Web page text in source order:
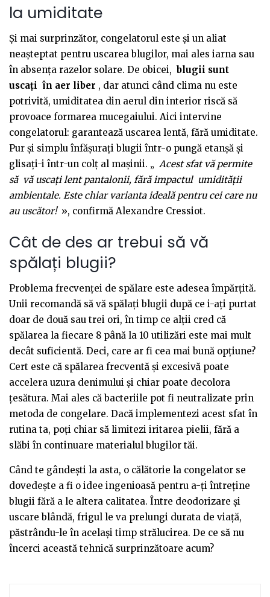
la umiditate
Și mai surprinzător, congelatorul este și un aliat
neașteptat pentru uscarea blugilor, mai ales iarna sau
în absența razelor solare. De obicei, blugii sunt
uscați în aer liber , dar atunci când clima nu este
potrivită, umiditatea din aerul din interior riscă să
provoace formarea mucegaiului. Aici intervine
congelatorul: garantează uscarea lentă, fără umiditate.
Pur și simplu înfășurați blugii într-o pungă etanșă și
glisați-i într-un colț al mașinii. „ Acest sfat vă permite
să vă uscați lent pantalonii, fără impactul umidității
ambientale. Este chiar varianta ideală pentru cei care nu
au uscător!», confirmă Alexandre Cressiot.
Cât de des ar trebui să vă
spălați blugii?
Problema frecvenței de spălare este adesea împărțită.
Unii recomandă să vă spălați blugii după ce i-ați purtat
doar de două sau trei ori, în timp ce alții cred că
spălarea la fiecare 8 până la 10 utilizări este mai mult
decât suficientă. Deci, care ar fi cea mai bună opțiune?
Cert este că spălarea frecventă și excesivă poate
accelera uzura denimului și chiar poate decolora
țesătura. Mai ales că bacteriile pot fi neutralizate prin
metoda de congelare. Dacă implementezi acest sfat în
rutina ta, poți chiar să limitezi iritarea pielii, fără a
slăbi în continuare materialul blugilor tăi.
Când te gândești la asta, o călătorie la congelator se
dovedește a fi o idee ingenioasă pentru a-ți întreține
blugii fără a le altera calitatea. Între deodorizare și
uscare blândă, frigul le va prelungi durata de viață,
păstrându-le în același timp strălucirea. De ce să nu
încerci această tehnică surprinzătoare acum?